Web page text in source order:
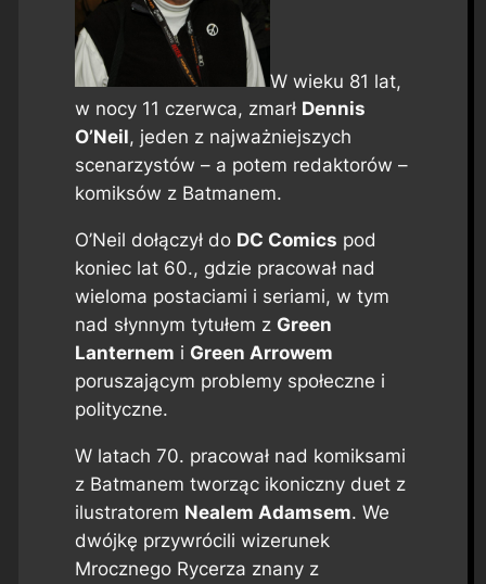
W wieku 81 lat,
w nocy 11 czerwca, zmarł Dennis
O’Neil, jeden z najważniejszych
scenarzystów – a potem redaktorów –
komiksów z Batmanem.
O’Neil dołączył do DC Comics pod
koniec lat 60., gdzie pracował nad
wieloma postaciami i seriami, w tym
nad słynnym tytułem z Green
Lanternem i Green Arrowem
poruszającym problemy społeczne i
polityczne.
W latach 70. pracował nad komiksami
z Batmanem tworząc ikoniczny duet z
ilustratorem Nealem Adamsem. We
dwójkę przywrócili wizerunek
Mrocznego Rycerza znany z